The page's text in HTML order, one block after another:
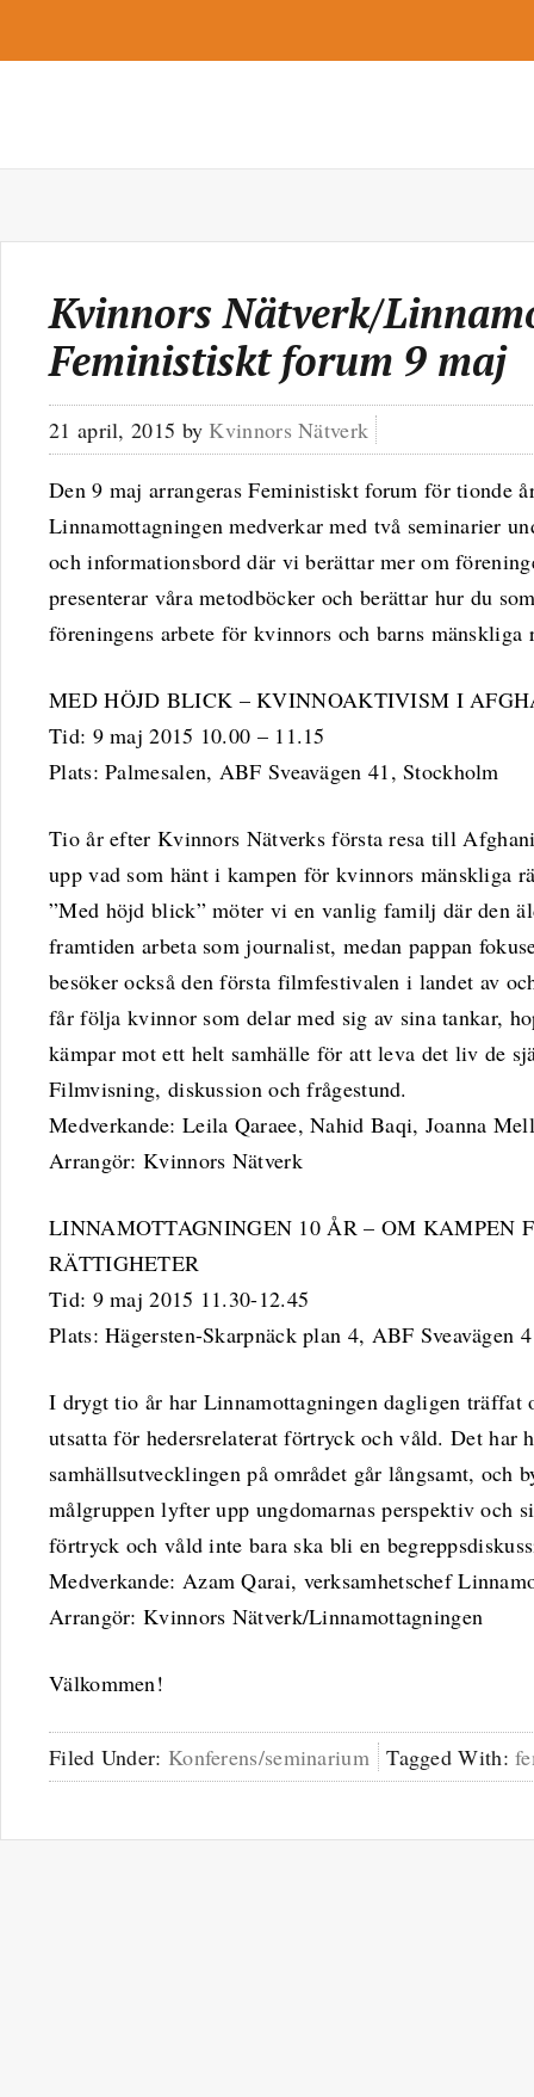
Kvinnors Nätverk/
Feministiskt forum 9 maj
21 april, 2015 by Kvinnors Nätverk
Den 9 maj arrangeras Feministiskt forum för tionde
Linnamottagningen medverkar med två seminarier
och informationsbord där vi berättar mer om
presenterar våra metodböcker och berättar hur du
föreningens arbete för kvinnors och barns mänskliga
MED HÖJD BLICK – KVINNOAKTIVISM I
Tid: 9 maj 2015 10.00 – 11.15
Plats: Palmesalen, ABF Sveavägen 41, Stockholm
Tio år efter Kvinnors Nätverks första resa till
upp vad som hänt i kampen för kvinnors mänskliga
”Med höjd blick” möter vi en vanlig familj där den
framtiden arbeta som journalist, medan pappan
besöker också den första filmfestivalen i landet av
får följa kvinnor som delar med sig av sina tankar,
kämpar mot ett helt samhälle för att leva det liv de
Filmvisning, diskussion och frågestund.
Medverkande: Leila Qaraee, Nahid Baqi, Joanna
Arrangör: Kvinnors Nätverk
LINNAMOTTAGNINGEN 10 ÅR – OM KAMPEN
RÄTTIGHETER
Tid: 9 maj 2015 11.30-12.45
Plats: Hägersten-Skarpnäck plan 4, ABF Sveavägen
I drygt tio år har Linnamottagningen dagligen träffat
utsatta för hedersrelaterat förtryck och våld. Det har
samhällsutvecklingen på området går långsamt, och
målgruppen lyfter upp ungdomarnas perspektiv och
förtryck och våld inte bara ska bli en
Medverkande: Azam Qarai, verksamhetschef
Arrangör: Kvinnors Nätverk/Linnamottagningen
Välkommen!
Filed Under: Konferens/seminarium Tagged With: